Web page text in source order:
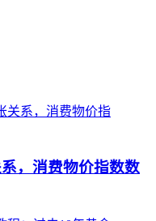
，消费物价指数数